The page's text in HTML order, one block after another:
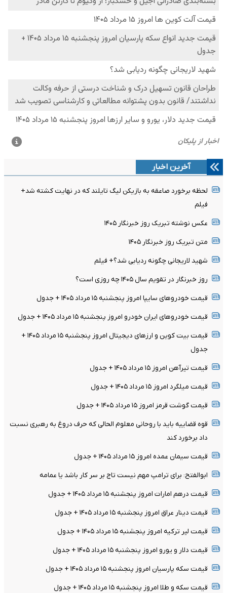
آخرین اخبار
لحظه برخورد صاعقه به بازیکن لیگ تایلند که در نهایت کشته شد+
فیلم
عکس نوشته تبریک روز خبرنگار ۱۴۰۵
متن تبریک روز خبرنگار ۱۴۰۵
شهید لاریجانی چگونه ردیابی شد؟+ فیلم
روز خبرنگار در تقویم سال ۱۴۰۵ چه روزی است؟
قیمت خودرو‌های سایپا امروز پنجشنبه ۱۵ مرداد ۱۴۰۵ + جدول
قیمت خودرو‌های ایران خودرو امروز پنجشنبه ۱۵ مرداد ۱۴۰۵ + جدول
قیمت بیت کوین و ارز‌های دیجیتال امروز پنجشنبه ۱۵ مرداد ۱۴۰۵ +
جدول
قیمت تیرآهن امروز ۱۵ مرداد ۱۴۰۵ + جدول
قیمت میلگرد امروز ۱۵ مرداد ۱۴۰۵ + جدول
قیمت گوشت قرمز امروز ۱۵ مرداد ۱۴۰۵ + جدول
قوه قضاییه باید با روحانی معلوم الحالی که حرف دروغ به رهبری نسبت
داد برخورد کند
قیمت سیمان عمده امروز ۱۵ مرداد ۱۴۰۵ + جدول
ابوالفتح: برای ترامپ مهم نیست تاج بر سر کار باشد یا عمامه
قیمت درهم امارات امروز پنجشنبه ۱۵ مرداد ۱۴۰۵ + جدول
قیمت دینار عراق امروز پنجشنبه ۱۵ مرداد ۱۴۰۵ + جدول
قیمت لیر ترکیه امروز پنجشنبه ۱۵ مرداد ۱۴۰۵ + جدول
قیمت دلار و یورو امروز پنجشنبه ۱۵ مرداد ۱۴۰۵ + جدول
قیمت سکه پارسیان امروز پنجشنبه ۱۵ مرداد ۱۴۰۵ + جدول
قیمت سکه و طلا امروز پنجشنبه ۱۵ مرداد ۱۴۰۵ + جدول